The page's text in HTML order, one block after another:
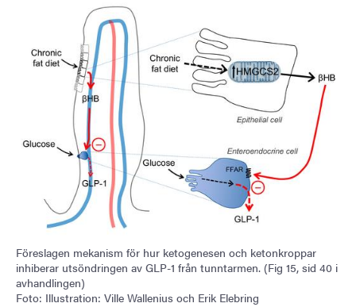
Föreslagen mekanism för hur ketogenesen och ketonkroppar
inhiberar utsöndringen av GLP-1 från tunntarmen. (Fig 15, sid 40 i
avhandlingen)
Foto: Illustration: Ville Wallenius och Erik Elebring